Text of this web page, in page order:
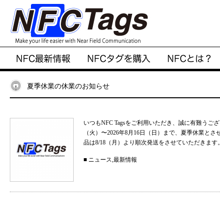
夏季休業の休業のお知らせ
いつもNFC Tagsをご利用いただき、誠に有難う
（火）〜2026年8月16日（日）まで、夏季休業と
品は8/18（月）より順次発送をさせていただきま
■ ニュース,最新情報